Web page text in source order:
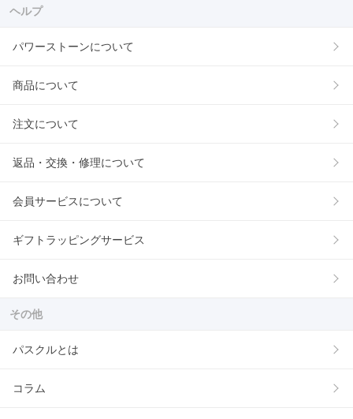
ヘルプ
パワーストーンについて
商品について
注文について
返品・交換・修理について
会員サービスについて
ギフトラッピングサービス
お問い合わせ
その他
パスクルとは
コラム